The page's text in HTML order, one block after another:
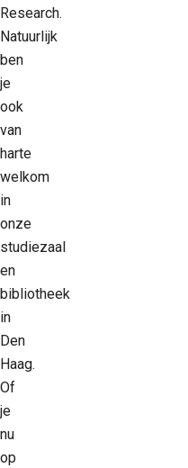
Research.
Natuurlijk
ben
je
ook
van
harte
welkom
in
onze
studiezaal
en
bibliotheek
in
Den
Haag.
Of
je
nu
op